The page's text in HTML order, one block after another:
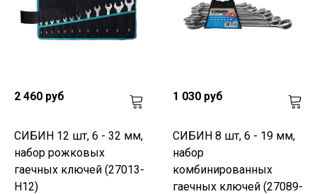
2 460 руб
СИБИН 12 шт, 6 - 32 мм,
набор рожковых
гаечных ключей (27013-
H12)
1 030 руб
СИБИН 8 шт, 6 - 19 мм,
набор
комбинированных
гаечных ключей (27089-